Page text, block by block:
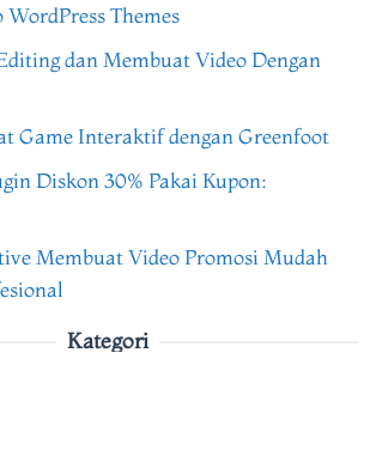
Themes
dan Membuat Video Dengan
Game Interaktif dengan Greenfoot
Diskon 30% Pakai Kupon:
Membuat Video Promosi Mudah
Kategori